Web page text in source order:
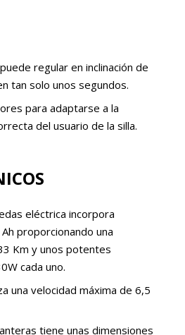
regular en inclinación de
tan solo unos segundos.
para adaptarse a la
del usuario de la silla.
eléctrica incorpora
proporcionando una
Km y unos potentes
cada uno.
una velocidad máxima de 6,5
tiene unas dimensiones